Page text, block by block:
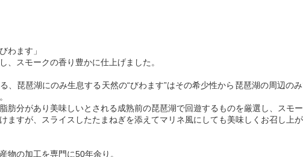
わます」
、スモークの香り豊かに仕上げました。
、琵琶湖にのみ生息する天然の“びわます”はその希少性から琵琶湖の周辺の
肪分があり美味しいとされる成熟前の琵琶湖で回遊するものを厳選し、スモ
ますが、スライスしたたまねぎを添えてマリネ風にしても美味しくお召し上
物の加工を専門に50年余り。